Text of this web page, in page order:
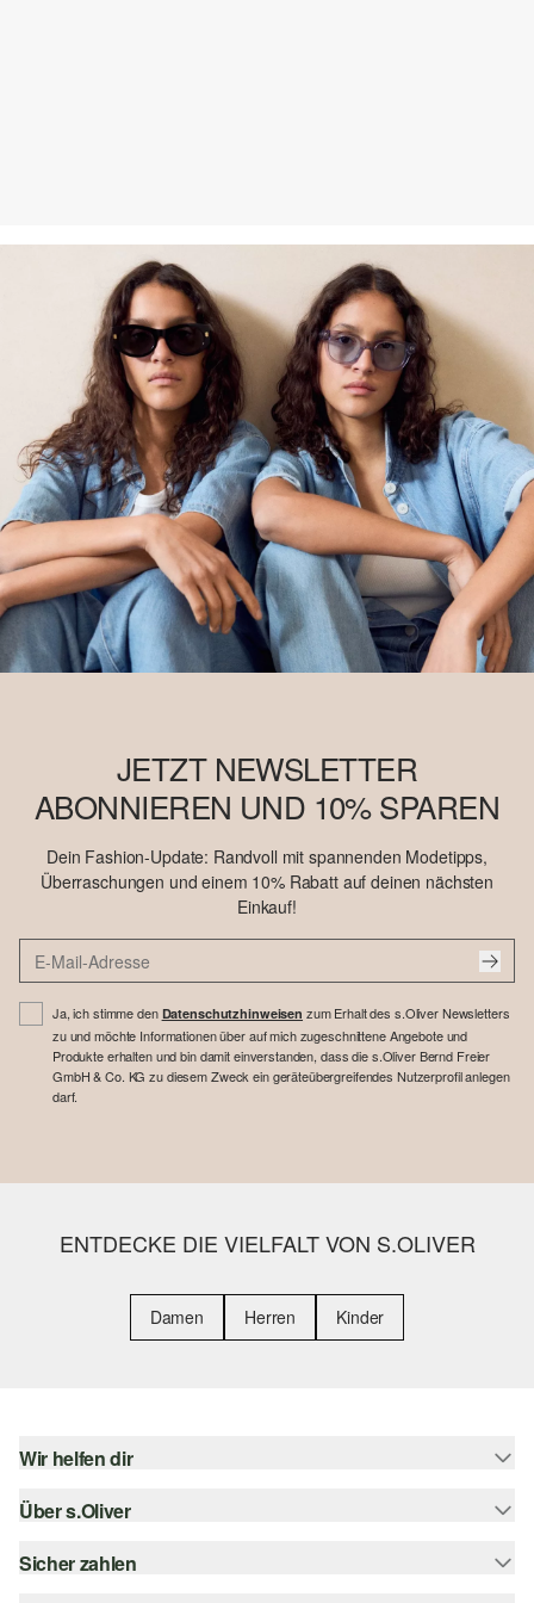
JETZT NEWSLETTER
ABONNIEREN UND 10% SPAREN
Dein Fashion-Update: Randvoll mit spannenden Modetipps,
Überraschungen und einem 10% Rabatt auf deinen nächsten
Einkauf!
Ja, ich stimme den Datenschutzhinweisen zum Erhalt des s.Oliver Newsletters
zu und möchte Informationen über auf mich zugeschnittene Angebote und
Produkte erhalten und bin damit einverstanden, dass die s.Oliver Bernd Freier
GmbH & Co. KG zu diesem Zweck ein geräteübergreifendes Nutzerprofil anlegen
darf.
ENTDECKE DIE VIELFALT VON S.OLIVER
Damen Herren Kinder
Wir helfen dir
Hilfe & FAQ
Größenberatung
Über s.Oliver
s.Oliver Magazin
Sicher zahlen